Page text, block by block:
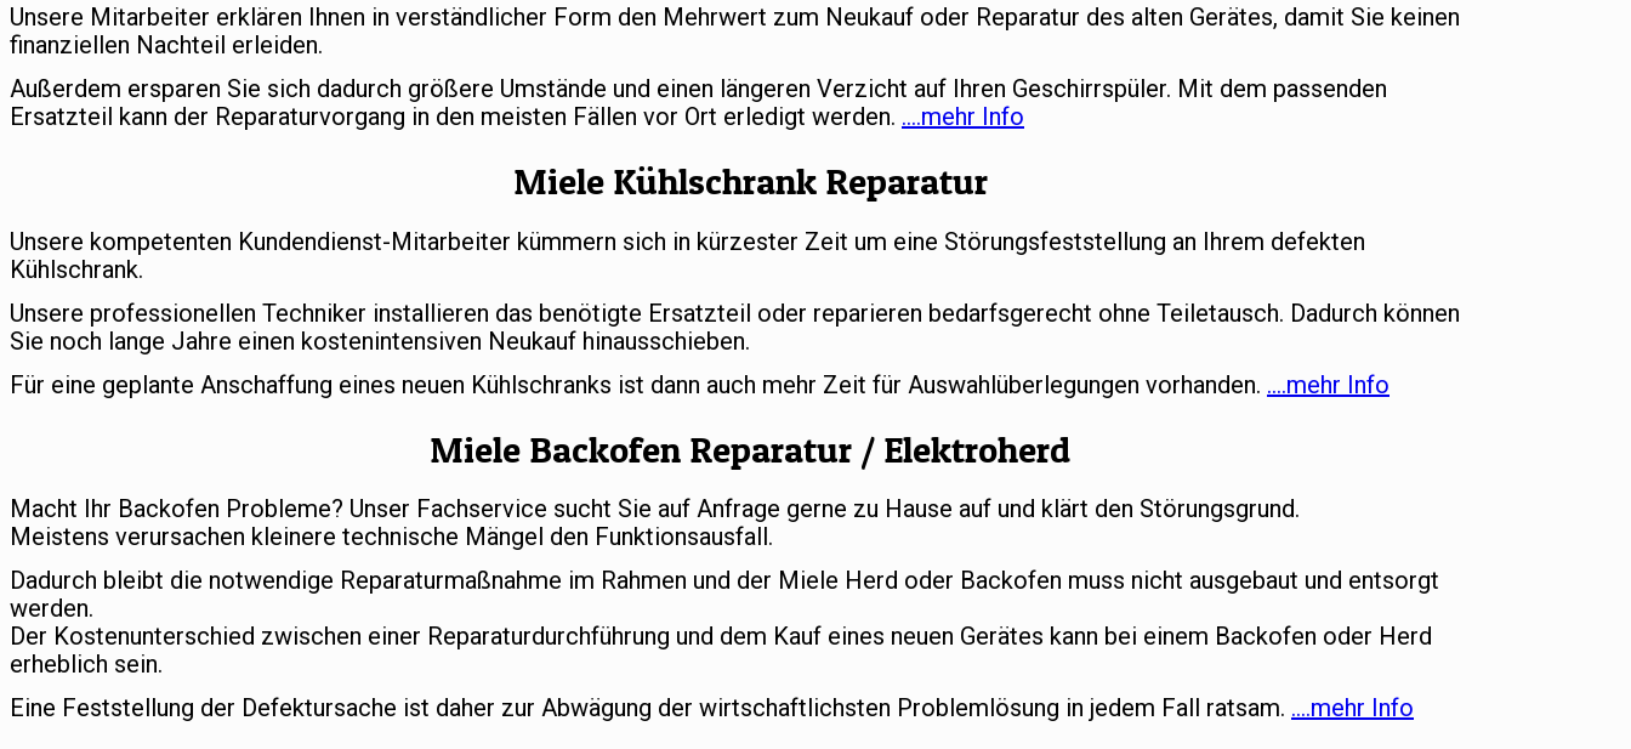
Unsere Mitarbeiter erklären Ihnen in verständlicher Form den Mehrwert zum Neukauf oder Reparatur des alten Gerätes, damit Sie keinen
finanziellen Nachteil erleiden.
Außerdem ersparen Sie sich dadurch größere Umstände und einen längeren Verzicht auf Ihren Geschirrspüler. Mit dem passenden
Ersatzteil kann der Reparaturvorgang in den meisten Fällen vor Ort erledigt werden. ….mehr Info
Miele Kühlschrank Reparatur
Unsere kompetenten Kundendienst-Mitarbeiter kümmern sich in kürzester Zeit um eine Störungsfeststellung an Ihrem defekten
Kühlschrank.
Unsere professionellen Techniker installieren das benötigte Ersatzteil oder reparieren bedarfsgerecht ohne Teiletausch. Dadurch können
Sie noch lange Jahre einen kostenintensiven Neukauf hinausschieben.
Für eine geplante Anschaffung eines neuen Kühlschranks ist dann auch mehr Zeit für Auswahlüberlegungen vorhanden. ….mehr Info
Miele Backofen Reparatur / Elektroherd
Macht Ihr Backofen Probleme? Unser Fachservice sucht Sie auf Anfrage gerne zu Hause auf und klärt den Störungsgrund.
Meistens verursachen kleinere technische Mängel den Funktionsausfall.
Dadurch bleibt die notwendige Reparaturmaßnahme im Rahmen und der Miele Herd oder Backofen muss nicht ausgebaut und entsorgt
werden.
Der Kostenunterschied zwischen einer Reparaturdurchführung und dem Kauf eines neuen Gerätes kann bei einem Backofen oder Herd
erheblich sein.
Eine Feststellung der Defektursache ist daher zur Abwägung der wirtschaftlichsten Problemlösung in jedem Fall ratsam. ….mehr Info